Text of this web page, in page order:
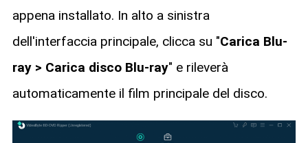
appena installato. In alto a sinistra
dell'interfaccia principale, clicca su "Carica Blu-
ray > Carica disco Blu-ray" e rileverà
automaticamente il film principale del disco.